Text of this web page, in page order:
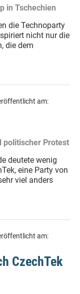
in Tschechien
die Technoparty
nicht nur die
die dem
am:
politischer Protest
deutete wenig
eine Party von
viel anders
am:
CzechTek